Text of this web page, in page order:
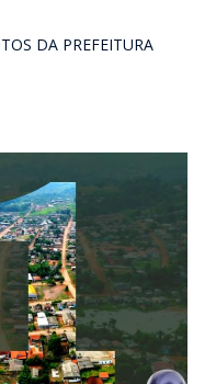
DA PREFEITURA